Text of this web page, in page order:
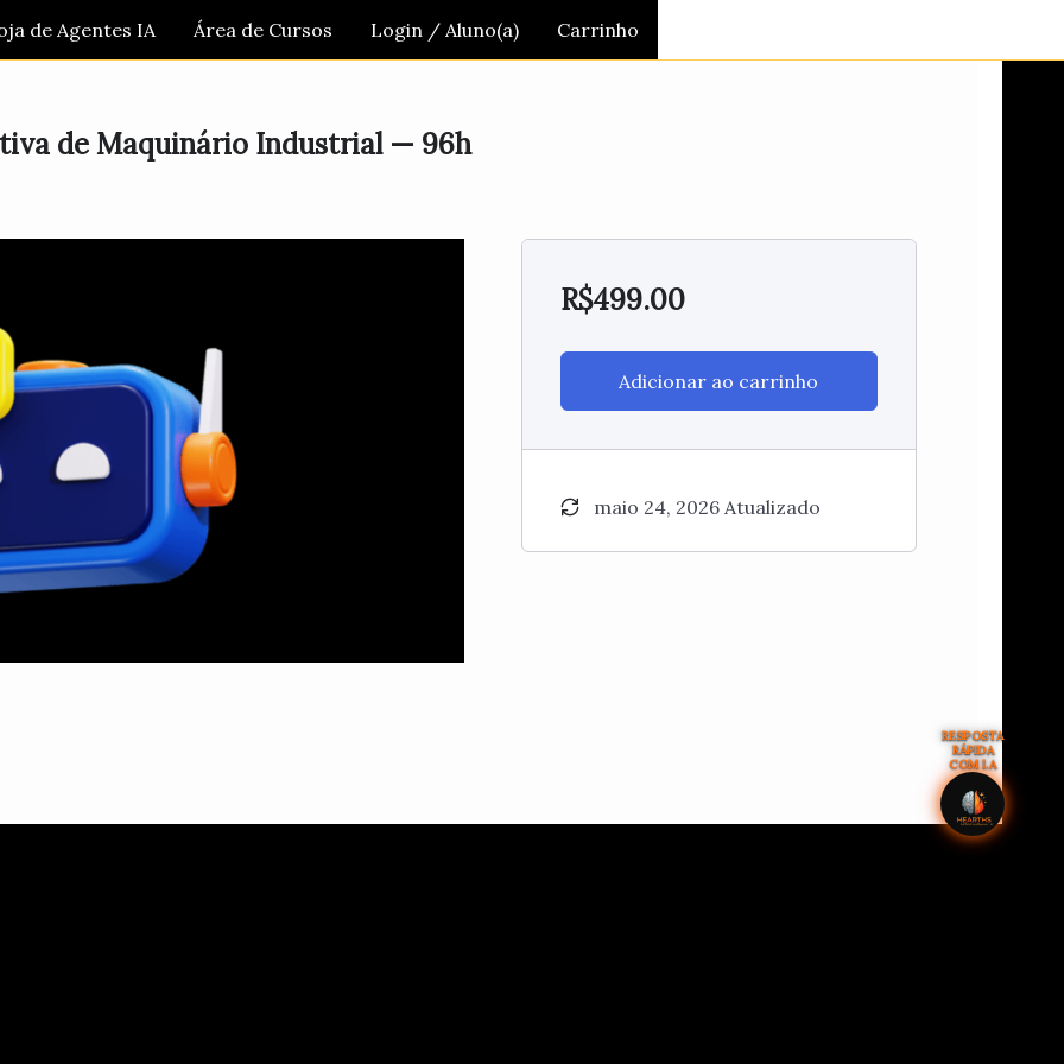
RESPOSTA
RÁPIDA
COM I.A
de Agentes IA Área de Cursos Login / Aluno(a) Carrinho
de Maquinário Industrial — 96h
R$499.00
Adicionar ao carrinho
maio 24, 2026 Atualizado